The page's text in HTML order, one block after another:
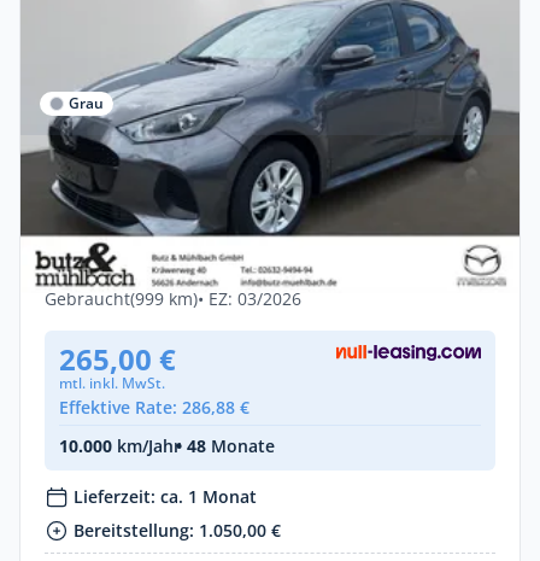
Grau
Privat
Mazda 2 Hybrid 5HB 1.5L VVT-i 116 CVT
FWD Centre-Line
Benzin •Automatik •116 PS (85 kW)
Gebraucht(999 km)• EZ: 03/2026
265,00 €
mtl. inkl. MwSt.
Effektive Rate: 286,88 €
10.000 km/Jahr• 48 Monate
Lieferzeit: ca. 1 Monat
Bereitstellung: 1.050,00 €